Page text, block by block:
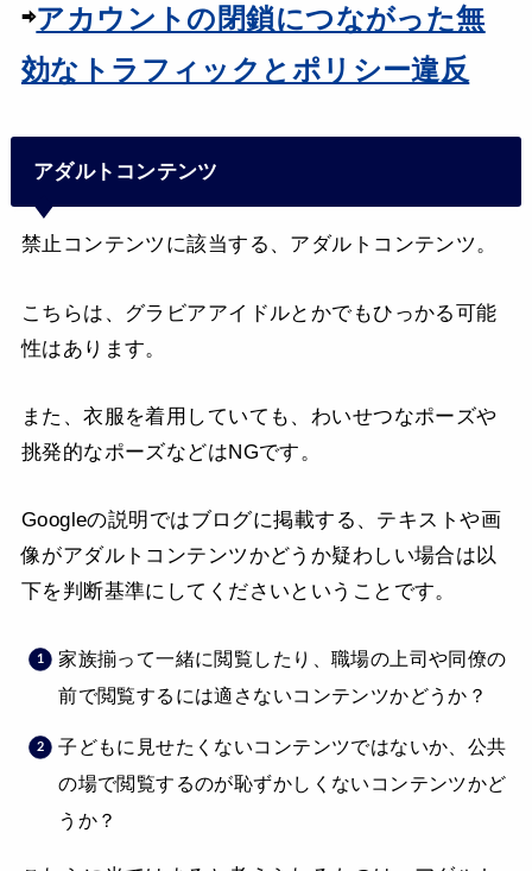
⇨アカウントの閉鎖につながった無
効なトラフィックとポリシー違反
アダルトコンテンツ
禁止コンテンツに該当する、アダルトコンテンツ。
こちらは、グラビアアイドルとかでもひっかる可能
性はあります。
また、衣服を着用していても、わいせつなポーズや
挑発的なポーズなどはNGです。
Googleの説明ではブログに掲載する、テキストや画
像がアダルトコンテンツかどうか疑わしい場合は以
下を判断基準にしてくださいということです。
家族揃って一緒に閲覧したり、職場の上司や同僚の
前で閲覧するには適さないコンテンツかどうか？
子どもに見せたくないコンテンツではないか、公共
の場で閲覧するのが恥ずかしくないコンテンツかど
うか？